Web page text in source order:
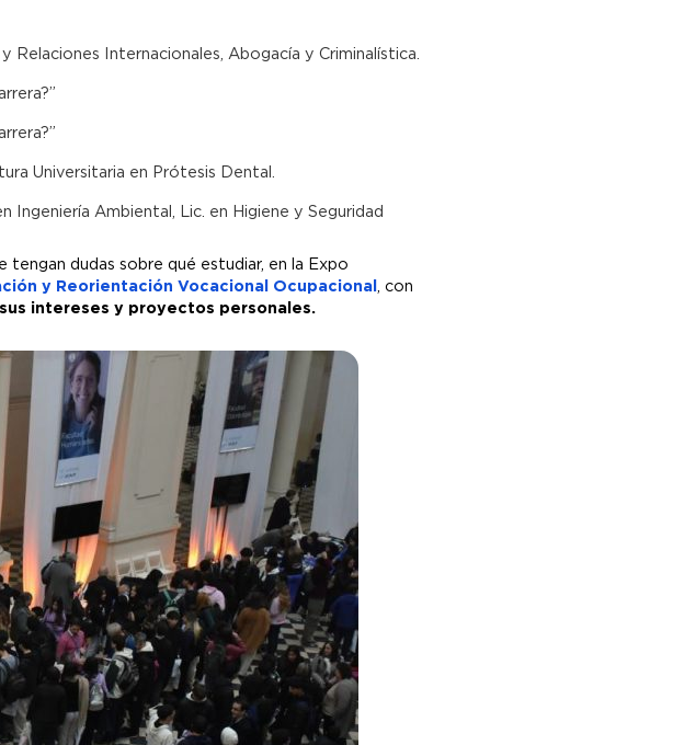
Relaciones Internacionales, Abogacía y Criminalística.
Universitaria en Prótesis Dental.
Ingeniería Ambiental, Lic. en Higiene y Seguridad
tengan dudas sobre qué estudiar, en la Expo
y Reorientación Vocacional Ocupacional , con
intereses y proyectos personales.